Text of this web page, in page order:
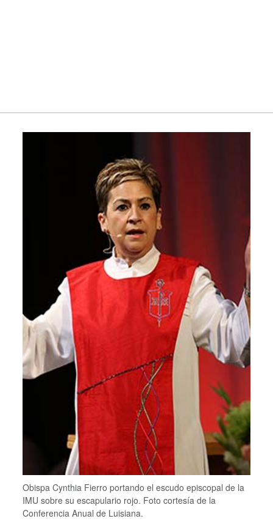
Obispa Cynthia Fierro portando el escudo episcopal de la
IMU sobre su escapulario rojo. Foto cortesía de la
Conferencia Anual de Luisiana.